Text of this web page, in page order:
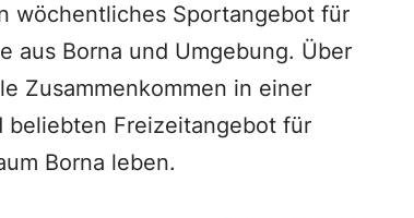
wöchentliches Sportangebot für
aus Borna und Umgebung. Über
Zusammenkommen in einer
beliebten Freizeitangebot für
Borna leben.